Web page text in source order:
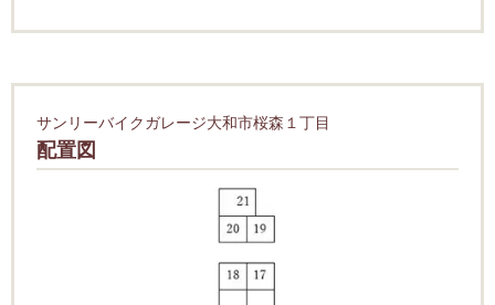
サンリーバイクガレージ大和市桜森１丁目
配置図